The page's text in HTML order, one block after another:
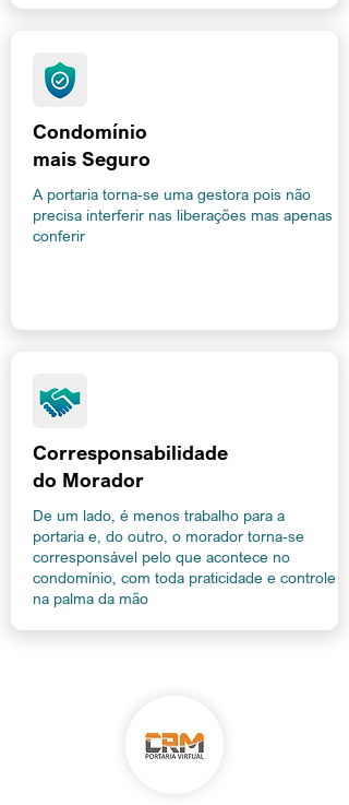
Condomínio
mais Seguro
A portaria torna-se uma gestora pois não
precisa interferir nas liberações mas apenas
conferir
Corresponsabilidade
do Morador
De um lado, é menos trabalho para a
portaria e, do outro, o morador torna-se
corresponsável pelo que acontece no
condomínio, com toda praticidade e controle
na palma da mão